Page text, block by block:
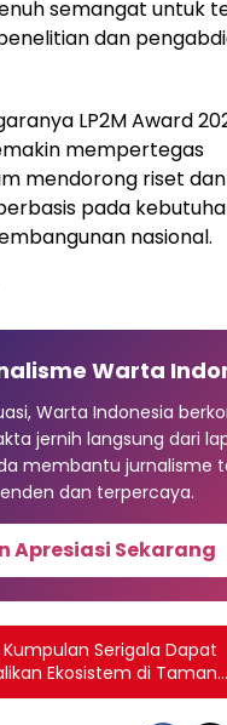
semangat untuk
dan
LP2M Award
mempertegas
mendorong riset dan
pada
nasional.
Warta
Warta Indonesia
jernih langsung dari
membantu jurnalisme
dan terpercaya.
Apresiasi Sekarang
Kumpulan Serigala Dapat
Ekosistem di Taman